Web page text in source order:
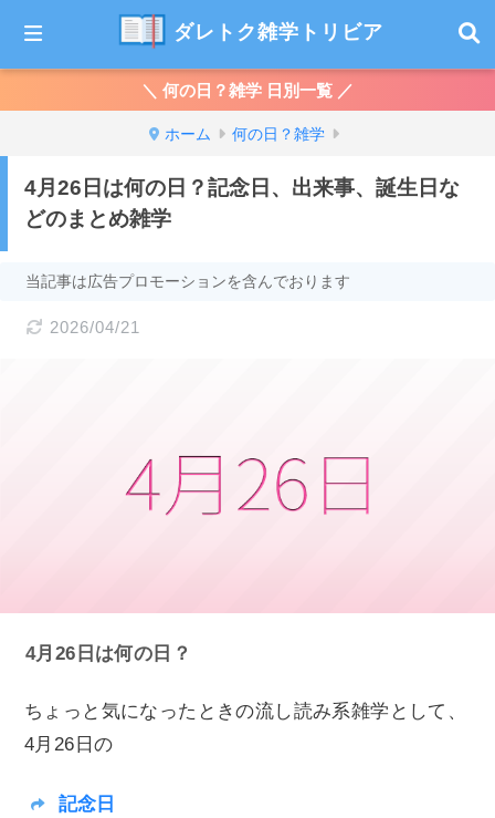
ダレトク雑学トリビア
＼ 何の日？雑学 日別一覧 ／
ホーム 何の日？雑学
4月26日は何の日？記念日、出来事、誕生日な
どのまとめ雑学
当記事は広告プロモーションを含んでおります
2026/04/21
4月26日は何の日？
ちょっと気になったときの流し読み系雑学として、
4月26日の
記念日